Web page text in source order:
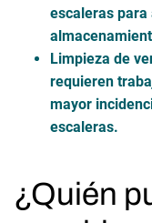
escaleras para
Limpieza de
requieren
mayor
escaleras.
¿Quién